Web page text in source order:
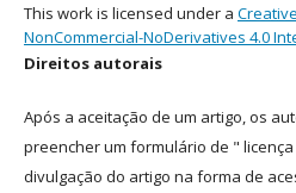
This work is licensed under a
NonCommercial-NoDerivatives 4.0
Direitos autorais
Após a aceitação de um artigo, os
preencher um formulário de "
divulgação do artigo na forma de